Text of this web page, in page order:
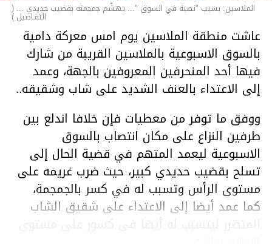
الملاسين: بسبب "نصبة في السوق "... يهشّم جمجمته بقضيب حديدي ... (
التفـاصيل )
عاشت منطقة الملاسين يوم امس معركة دامية
بالسوق الاسبوعية بالملاسين القريبة من شارك
فيها أحد المنحرفين المعروفين بالجهة، وعمد
إلى الاعتداء بالعنف الشديد على شاب وشقيقه..
ووفق ما توفر من معطيات فإن خلافا اندلع بين
طرفين النزاع على مكان انتصاب بالسوق
الاسبوعية ليعمد المتهم في قضية الحال إلى
تسلح بقضيب حديدي كبير، حيث ضرب غريمه على
مستوى الرأس وتسبب له في كسر بالجمجمة،
كما عمد أيضا إلى الاعتداء على شقيق الشاب
المتضرر ليتسبب له أيضا في كسور على مستوى